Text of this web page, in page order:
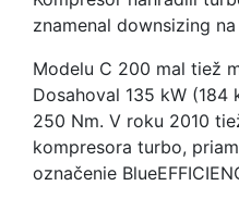
znamenal downsizing na
Modelu C 200 mal tiež
Dosahoval 135 kW
250 Nm. V roku 2010
kompresora turbo,
označenie